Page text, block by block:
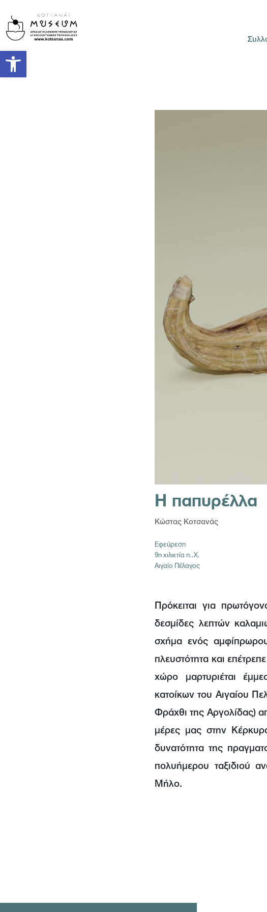
Open toolbar
Η παπυρέλλα
Κώστας Κοτσανάς
Εφεύρεση
9η χιλιετία π..Χ.
Αιγαίο Πέλαγος
Πρόκειται για
δεσμίδες λεπτών
σχήμα ενός
πλευστότητα και
χώρο μαρτυριέται
κατοίκων του Αιγαίου
Φράχθι της Αργολίδας)
μέρες μας στην
δυνατότητα της
πολυήμερου ταξιδιού
Μήλο.